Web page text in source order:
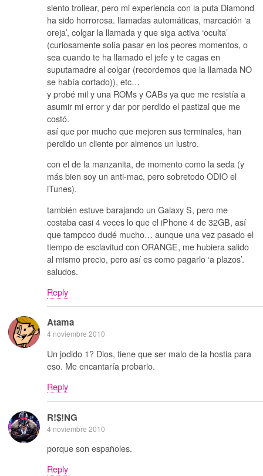
siento trollear, pero mi experiencia con la puta Diamond
ha sido horrorosa. llamadas automáticas, marcación ‘a
oreja’, colgar la llamada y que siga activa ‘oculta’
(curiosamente solía pasar en los peores momentos, o
sea cuando te ha llamado el jefe y te cagas en
suputamadre al colgar (recordemos que la llamada NO
se había cortado)), etc…
y probé mil y una ROMs y CABs ya que me resistía a
asumir mi error y dar por perdido el pastizal que me
costó.
así que por mucho que mejoren sus terminales, han
perdido un cliente por almenos un lustro.
con el de la manzanita, de momento como la seda (y
más bien soy un anti-mac, pero sobretodo ODIO el
iTunes).
también estuve barajando un Galaxy S, pero me
costaba casi 4 veces lo que el iPhone 4 de 32GB, así
que tampoco dudé mucho… aunque una vez pasado el
tiempo de esclavitud con ORANGE, me hubiera salido
al mismo precio, pero así es como pagarlo ‘a plazos’.
saludos.
Reply
Atama
4 noviembre 2010
Un jodido 1? Dios, tiene que ser malo de la hostia para
eso. Me encantaría probarlo.
Reply
R!$!NG
4 noviembre 2010
porque son españoles.
Reply